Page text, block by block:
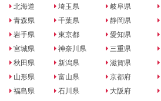
北海道
青森県
岩手県
宮城県
秋田県
山形県
福島県
埼玉県
千葉県
東京都
神奈川県
新潟県
富山県
石川県
岐阜県
静岡県
愛知県
三重県
滋賀県
京都府
大阪府